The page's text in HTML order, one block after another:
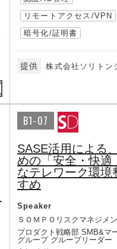
リモートアクセス/VPN
暗号化/証明書
提供 株式会社ソリトン
B1-07
SASE活用による
めの「安全・快適
なテレワーク環境
すめ
Speaker
ＳＯＭＰＯリスクマネジメ
プロダクト戦略部 SMB&マ
グループ グループリーダー